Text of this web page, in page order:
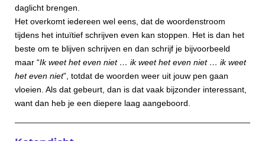
daglicht brengen.
Het overkomt iedereen wel eens, dat de woordenstroom
tijdens het intuïtief schrijven even kan stoppen. Het is dan het
beste om te blijven schrijven en dan schrijf je bijvoorbeeld
maar “Ik weet het even niet … ik weet het even niet … ik weet
het even niet”, totdat de woorden weer uit jouw pen gaan
vloeien. Als dat gebeurt, dan is dat vaak bijzonder interessant,
want dan heb je een diepere laag aangeboord.